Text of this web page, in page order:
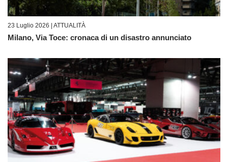
23 Luglio 2026 | ATTUALITÀ
Milano, Via Toce: cronaca di un disastro annunciato